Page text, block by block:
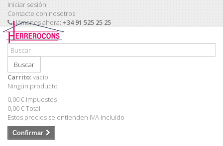
Iniciar sesión
Contacte con nosotros
Llámanos ahora: +34 91 525 25 25
Buscar
Carrito:vacío
Ningún producto
0,00 € Impuestos
0,00 €Total
Estos precios se entienden IVA incluído
Confirmar